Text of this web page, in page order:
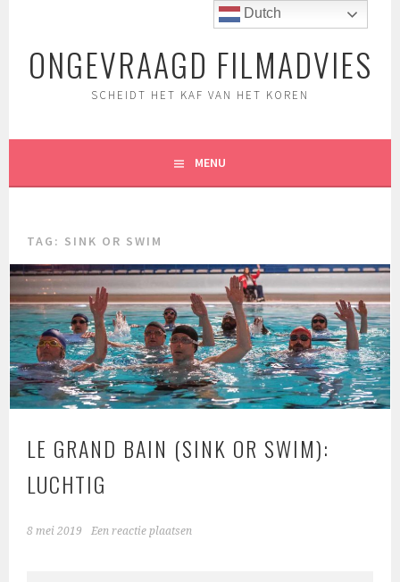
inhoudONGEVRAAGD FILMADVIES
SCHEIDT HET KAF VAN HET KOREN
MENU
TAG: SINK OR SWIM
LE GRAND BAIN (SINK OR SWIM):
LUCHTIG
8 mei 2019 Een reactie plaatsen
Dutch